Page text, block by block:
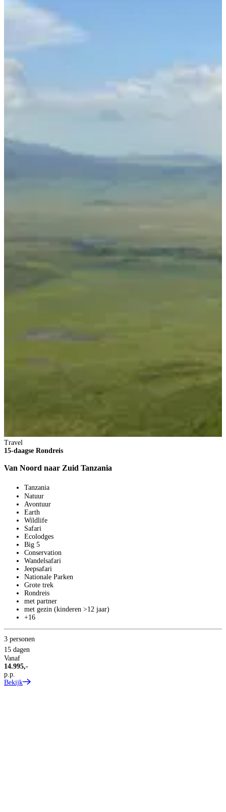
Travel
15-daagse Rondreis
Van Noord naar Zuid Tanzania
Tanzania
Natuur
Avontuur
Earth
Wildlife
Safari
Ecolodges
Big 5
Conservation
Wandelsafari
Jeepsafari
Nationale Parken
Grote trek
Rondreis
met partner
met gezin (kinderen >12 jaar)
+16
3 personen
15 dagen
Vanaf
14.995,-
p.p.
Bekijk